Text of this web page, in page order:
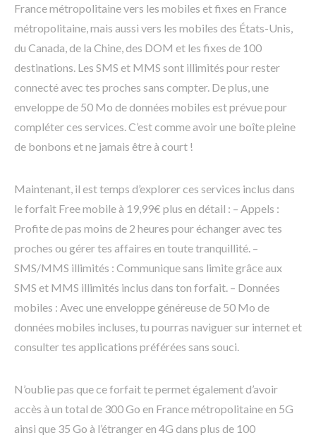
France métropolitaine vers les mobiles et fixes en France
métropolitaine, mais aussi vers les mobiles des États-Unis,
du Canada, de la Chine, des DOM et les fixes de 100
destinations. Les SMS et MMS sont illimités pour rester
connecté avec tes proches sans compter. De plus, une
enveloppe de 50 Mo de données mobiles est prévue pour
compléter ces services. C’est comme avoir une boîte pleine
de bonbons et ne jamais être à court !
Maintenant, il est temps d’explorer ces services inclus dans
le forfait Free mobile à 19,99€ plus en détail : – Appels :
Profite de pas moins de 2 heures pour échanger avec tes
proches ou gérer tes affaires en toute tranquillité. –
SMS/MMS illimités : Communique sans limite grâce aux
SMS et MMS illimités inclus dans ton forfait. – Données
mobiles : Avec une enveloppe généreuse de 50 Mo de
données mobiles incluses, tu pourras naviguer sur internet et
consulter tes applications préférées sans souci.
N’oublie pas que ce forfait te permet également d’avoir
accès à un total de 300 Go en France métropolitaine en 5G
ainsi que 35 Go à l’étranger en 4G dans plus de 100